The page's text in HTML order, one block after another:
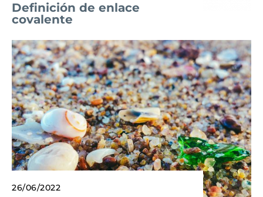
Definición de enlace
covalente
26/06/2022